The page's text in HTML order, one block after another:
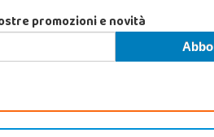
promozioni e novità